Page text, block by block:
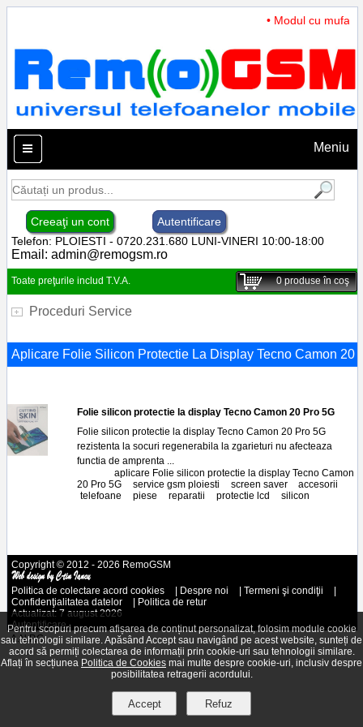
• Modul cu mufa
Meniu
Creeaţi un cont
Autentificare
Telefon: PLOIESTI - 0720.231.680 LUNI-VINERI 10:00-18:00
Email: admin@remogsm.ro
Toate preţurile includ T.V.A. 0produse în coş
Proceduri Service
Aplicare Folie Silicon Protectie La Display Tecno Camon 20
Folie silicon protectie la display Tecno Camon 20 Pro 5G
Folie silicon protectie la display Tecno Camon 20 Pro 5G
rezistenta la socuri regenerabila la zgarieturi nu afecteaza
functia de amprenta ...
aplicare Folie silicon protectie la display Tecno Camon
20 Pro 5G
service gsm ploiesti screen saver, accesorii
telefoane
piese reparatii protectie lcd silicon
Copyright © 2012 - 2026 RemoGSM
Politica de colectare acord cookies Despre noi Termeni şi condiţii
Confidenţialitatea datelor
Politica de retur
Actualizat: 7 august 2026
Autentificare
A.N.P.C.
Pentru scopuri precum afișarea de conținut personalizat, folosim module cookie
sau tehnologii similare. Apăsând Accept sau navigând pe acest website, sunteți de
acord să permiți colectarea de informații prin cookie-uri sau tehnologii similare.
Aflați în secțiunea Politica de Cookies mai multe despre cookie-uri, inclusiv despre
posibilitatea retragerii acordului.